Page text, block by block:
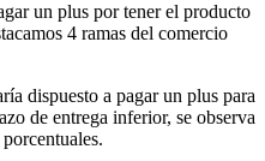
un plus por tener el producto
4 ramas del comercio
dispuesto a pagar un plus para
de entrega inferior, se observa